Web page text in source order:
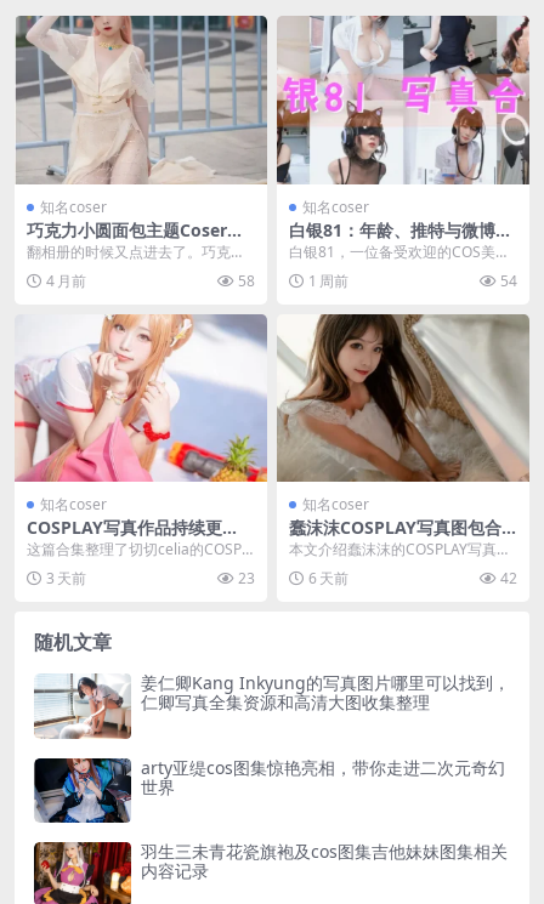
知名coser
巧克力小圆面包主题Coser甜
心酱写真集欣赏，值得收藏
翻相册的时候又点进去了。巧克力
小圆面包这套图，我存了有一个多
星期，今天翻出来看，...
4 月前 58
知名coser
白银81：年龄、推特与微博动
态全揭秘：内容整理
白银81，一位备受欢迎的COS美
女，她的作品和动态总能引发粉丝
热议。那么，她究竟...
1 周前 54
知名coser
COSPLAY写真作品持续更
新，切切celia的合集越来越完
整
这篇合集整理了切切celia的COSPL
AY写真作品，围绕她的个人资料、
常驻日本...
3 天前 23
知名coser
蠢沫沫COSPLAY写真图包合
集持续更新，可爱身材太火辣
本文介绍蠢沫沫的COSPLAY写真图
包合集。她是2002年出生的河南C
OSER，...
6 天前 42
随机文章
姜仁卿Kang Inkyung的写真图片哪里可以找到，
仁卿写真全集资源和高清大图收集整理
arty亚缇cos图集惊艳亮相，带你走进二次元奇幻
世界
羽生三未青花瓷旗袍及cos图集吉他妹妹图集相关
内容记录